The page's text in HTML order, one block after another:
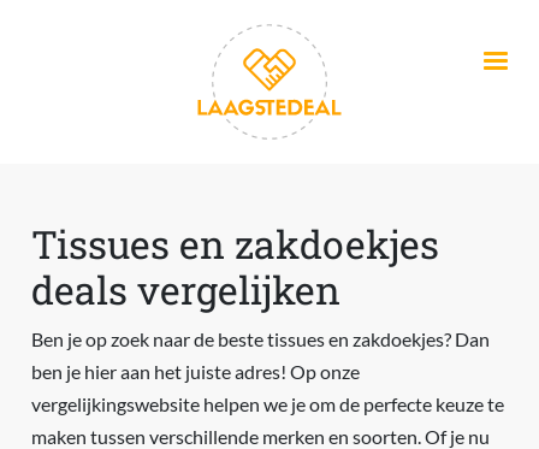
Tissues en zakdoekjes
deals vergelijken
Ben je op zoek naar de beste tissues en zakdoekjes? Dan
ben je hier aan het juiste adres! Op onze
vergelijkingswebsite helpen we je om de perfecte keuze te
maken tussen verschillende merken en soorten. Of je nu